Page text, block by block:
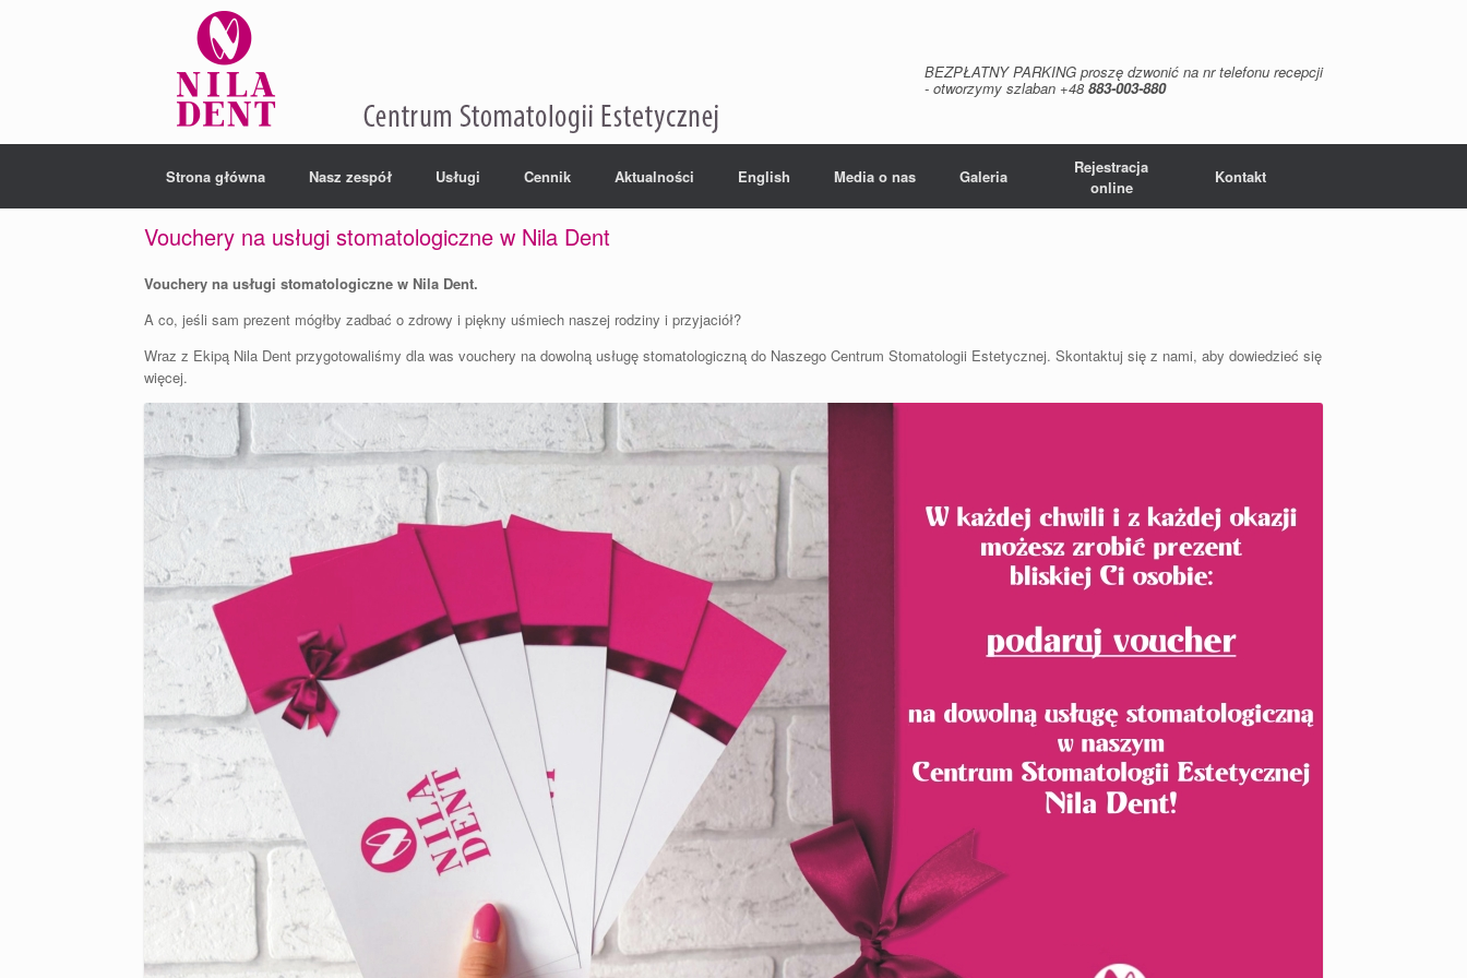
BEZPŁATNY PARKING proszę dzwonić na nr telefonu recepcji
- otworzymy szlaban +48 883-003-880
Strona główna Nasz zespół Usługi Cennik Aktualności English Media o nas Galeria
Rejestracja
online
Kontakt
Vouchery na usługi stomatologiczne w Nila Dent
Vouchery na usługi stomatologiczne w Nila Dent.
A co, jeśli sam prezent mógłby zadbać o zdrowy i piękny uśmiech naszej rodziny i przyjaciół?
Wraz z Ekipą Nila Dent przygotowaliśmy dla was vouchery na dowolną usługę stomatologiczną do Naszego Centrum Stomatologii Estetycznej. Skontaktuj się z nami, aby dowiedzieć się
więcej.